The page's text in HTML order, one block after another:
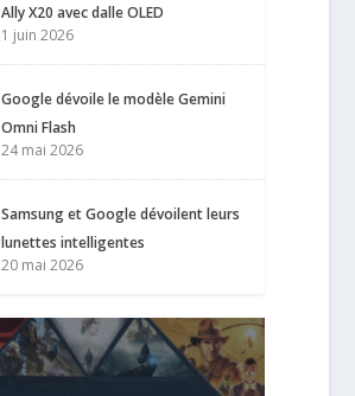
Ally X20 avec dalle OLED
1 juin 2026
Google dévoile le modèle Gemini
Omni Flash
24 mai 2026
Samsung et Google dévoilent leurs
lunettes intelligentes
20 mai 2026